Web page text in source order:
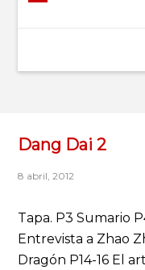
Dang Dai 2
8 abril, 2012
Tapa. P3 Sumario
Entrevista a Zhao
Dragón P14-16 El